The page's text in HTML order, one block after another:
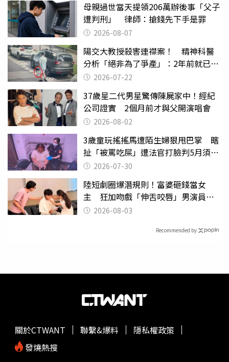
母親過世當天提領206萬辦後事「父子
遭判刑」 律師：搶錢先下手是罪
2026-08-07
陽交大教授殺害連襟案！ 精神科醫
分析「絕非為了爭產」：2年前就已言
行詭異
2026-07-22
37歲星二代男星驚傳陳屍家中！經紀
公司證實 2個月前才與父開演唱會
2026-08-02
3歲童玩搖搖馬遭陌生婦狠甩巴掌 瞎
扯「被罵吃屎」遭法官打臉判5月須入
監 2026-07-30
陸短劇圈爆潛規則！富婆砸錢當女
主 狂加吻戲「伸舌咬唇」男演員崩
潰 2026-08-03
Recommended by
關於CTWANT 聯繫&爆料
隱私權政策
發燒熱搜